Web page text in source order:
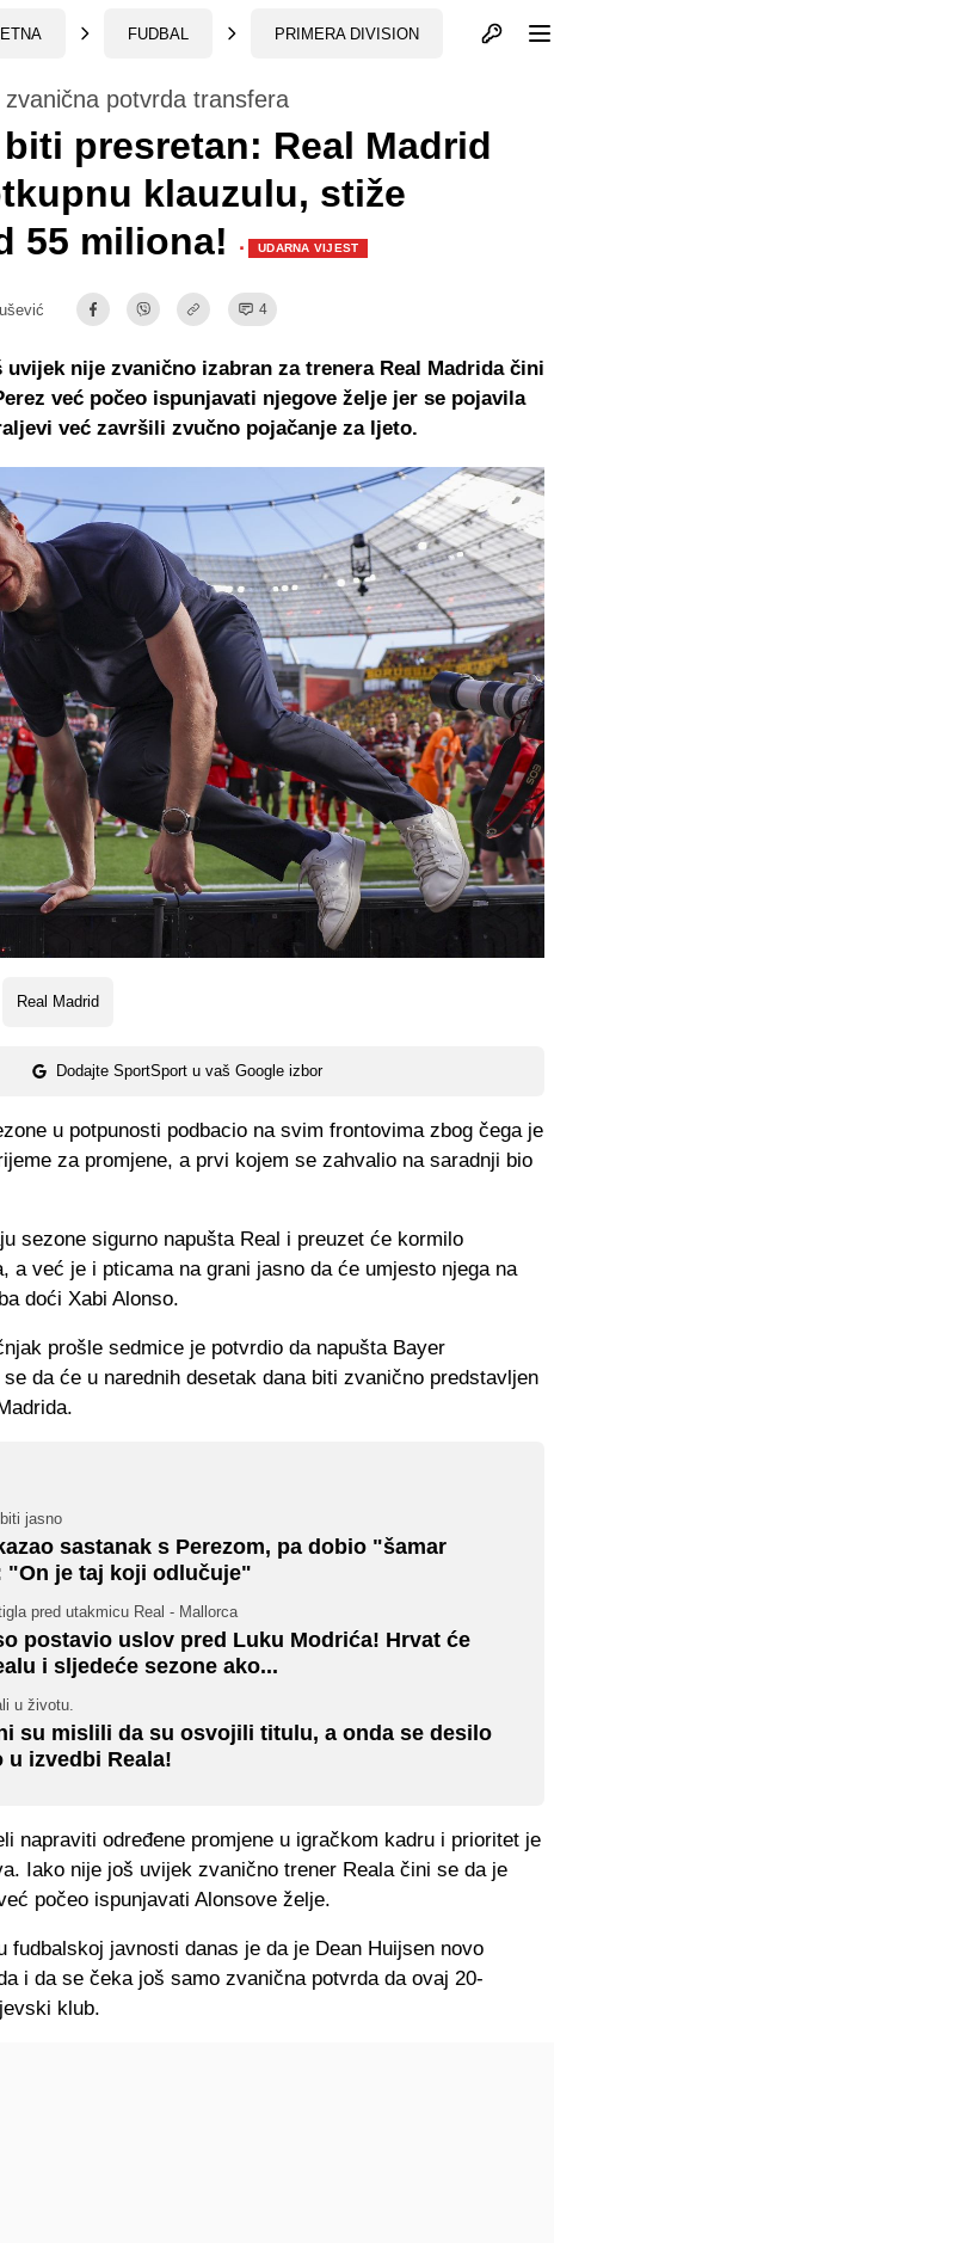
FUDBAL PRIMERA DIVISION Otvori profil
potvrda transfera
presretan: Real Madrid
klauzulu, stiže
55 miliona!
· UDARNA VIJEST
4
Real Madrid
Dodajte SportSport u vaš Google izbor
uvijek nije zvanično izabran za trenera Real Madrida čini
već počeo ispunjavati njegove želje jer se pojavila
već završili zvučno pojačanje za ljeto.
u potpunosti podbacio na svim frontovima zbog čega je
za promjene, a prvi kojem se zahvalio na saradnji bio
sezone sigurno napušta Real i preuzet će kormilo
a već je i pticama na grani jasno da će umjesto njega na
doći Xabi Alonso.
prošle sedmice je potvrdio da napušta Bayer
da će u narednih desetak dana biti zvanično predstavljen
jasno
sastanak s Perezom, pa dobio "šamar
"On je taj koji odlučuje"
pred utakmicu Real - Mallorca
postavio uslov pred Luku Modrića! Hrvat će
i sljedeće sezone ako...
u životu.
su mislili da su osvojili titulu, a onda se desilo
u izvedbi Reala!
napraviti određene promjene u igračkom kadru i prioritet je
Iako nije još uvijek zvanično trener Reala čini se da je
počeo ispunjavati Alonsove želje.
fudbalskoj javnosti danas je da je Dean Huijsen novo
i da se čeka još samo zvanična potvrda da ovaj 20-
klub.